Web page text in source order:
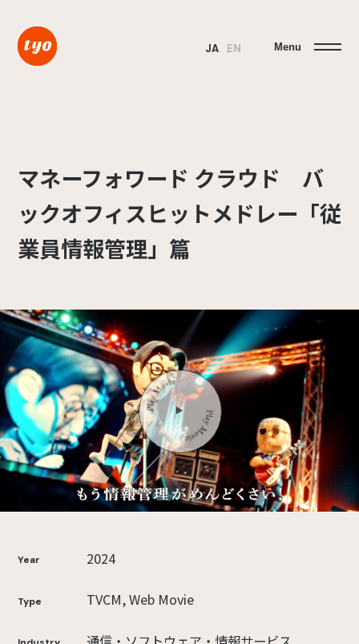
JA EN Menu
マネーフォワード クラウド バ
ックオフィスヒットメドレー「従
業員情報管理」篇
Year 2024
Type TVCM, Web Movie